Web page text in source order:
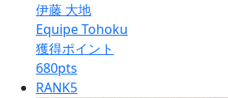
伊藤 大地
Equipe Tohoku
獲得ポイント
680pts
RANK5